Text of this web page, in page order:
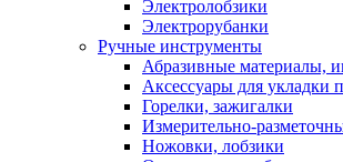
Электролобзики
Электрорубанки
Ручные инструменты
Абразивные материалы,
Аксессуары для укладки
Горелки, зажигалки
Измерительно-
Ножовки, лобзики